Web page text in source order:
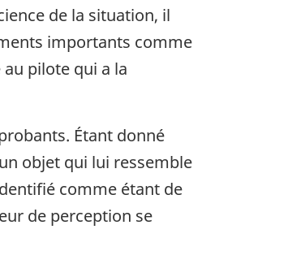
de la situation, il
importants comme
pilote qui a la
Étant donné
objet qui lui ressemble
comme étant de
de perception se
bas de page